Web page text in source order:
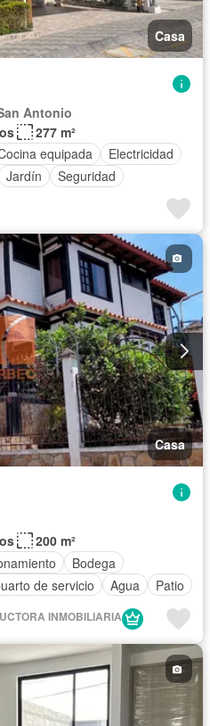
Casa
Antonio
277 m²
equipada
Electricidad
Jardín Seguridad
Casa
200 m²
Bodega
de servicio Agua
Patio
INMOBILIARIA